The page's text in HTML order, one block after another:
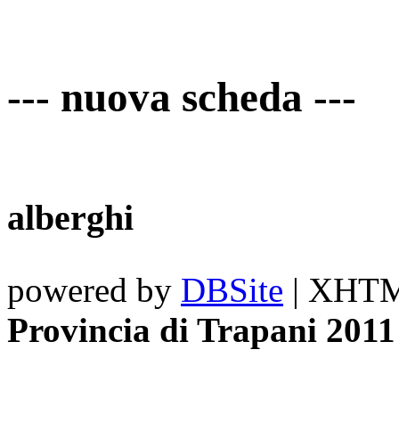
--- nuova scheda ---
alberghi
powered by DBSite |
Provincia di Trapani 2011